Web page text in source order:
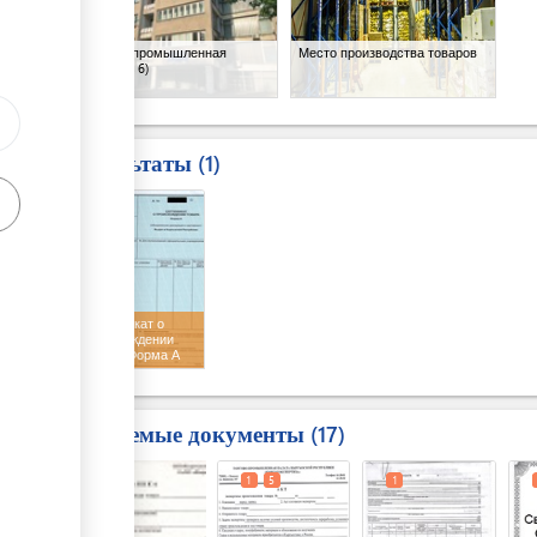
Торгово-промышленная
(x 6)
Место производства товаров
Результаты 1
Сертификат о
происхождении
товара. Форма А
Требуемые документы 17
1 5 1